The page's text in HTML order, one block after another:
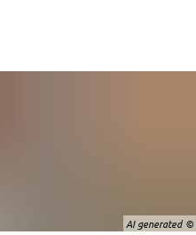
AI generated